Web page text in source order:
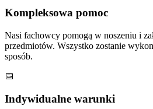
Kompleksowa pomoc
Nasi fachowcy pomogą w noszeniu i
przedmiotów. Wszystko zostanie
sposób.
📅
Indywidualne warunki